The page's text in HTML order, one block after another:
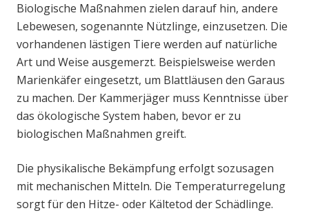
Biologische Maßnahmen zielen darauf hin, andere
Lebewesen, sogenannte Nützlinge, einzusetzen. Die
vorhandenen lästigen Tiere werden auf natürliche
Art und Weise ausgemerzt. Beispielsweise werden
Marienkäfer eingesetzt, um Blattläusen den Garaus
zu machen. Der Kammerjäger muss Kenntnisse über
das ökologische System haben, bevor er zu
biologischen Maßnahmen greift.
Die physikalische Bekämpfung erfolgt sozusagen
mit mechanischen Mitteln. Die Temperaturregelung
sorgt für den Hitze- oder Kältetod der Schädlinge.